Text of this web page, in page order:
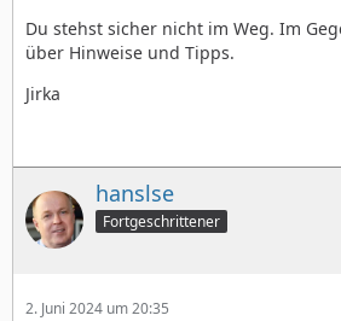
Du stehst sicher nicht im Weg. Im
über Hinweise und Tipps.
Jirka
hanslse
Fortgeschrittener
2. Juni 2024 um 20:35